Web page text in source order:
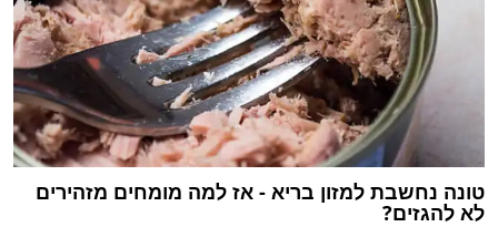
טונה נחשבת למזון בריא - אז למה מומחים מזהירים
לא להגזים?